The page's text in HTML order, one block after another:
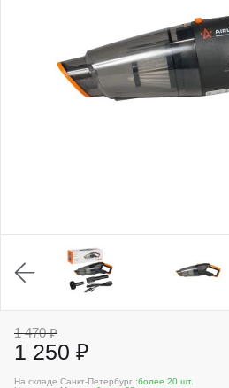
1 470 ₽
1 250 ₽
На складе Санкт-Петербург :более 20 шт.